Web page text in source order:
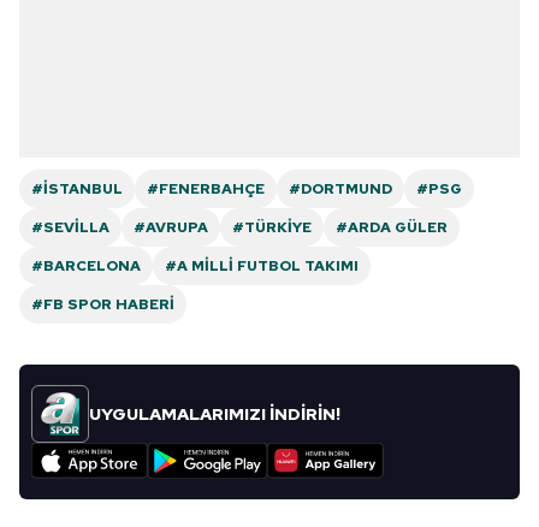
#İSTANBUL #FENERBAHÇE #DORTMUND
#PSG
#SEVILLA
#AVRUPA #TÜRKIYE
#ARDA GÜLER
#BARCELONA
#A MILLI FUTBOL TAKIMI
#FB SPOR HABERI
UYGULAMALARIMIZI İNDİRİN!